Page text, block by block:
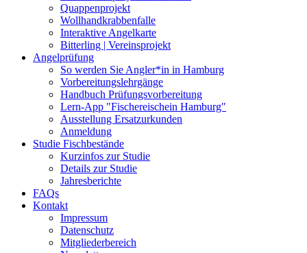
Quappenprojekt
Wollhandkrabbenfalle
Interaktive Angelkarte
Bitterling | Vereinsprojekt
Angelprüfung
So werden Sie Angler*in in Hamburg
Vorbereitungslehrgänge
Handbuch Prüfungsvorbereitung
Lern-App "Fischereischein Hamburg"
Ausstellung Ersatzurkunden
Anmeldung
Studie Fischbestände
Kurzinfos zur Studie
Details zur Studie
Jahresberichte
FAQs
Kontakt
Impressum
Datenschutz
Mitgliederbereich